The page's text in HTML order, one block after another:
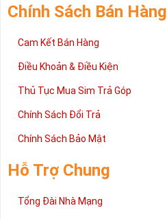
Chính Sách Bán Hàng
Cam Kết Bán Hàng
Điều Khoản & Điều Kiện
Thủ Tục Mua Sim Trả Góp
Chính Sách Đổi Trả
Chính Sách Bảo Mật
Hỗ Trợ Chung
Tổng Đài Nhà Mạng